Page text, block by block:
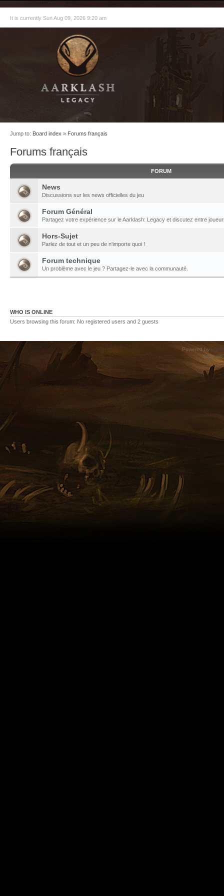
It is currently Sun Aug 09, 2026 9:20 am
Jump to: Board index » Forums français
Forums français
FORUM
News
Discussions sur les news officielles du jeu
Forum Général
Partagez votre expérience sur le Aarklash: Legacy et discutez entre
Hors-Sujet
Parlez de tout et un peu de n'importe quoi !
Forum technique
Un problème avec le jeu ? Partagez-le avec la communauté.
WHO IS ONLINE
Users browsing this forum: No registered users and 2 guests
Powered by
Style